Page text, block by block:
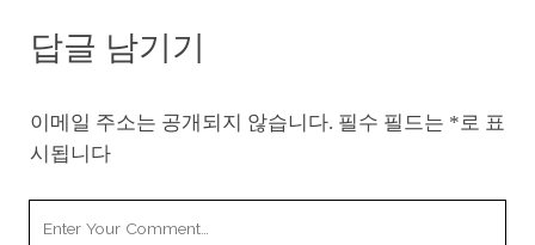
답글 남기기
이메일 주소는 공개되지 않습니다. 필수 필드는 *로 표
시됩니다